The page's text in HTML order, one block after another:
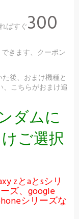
ばすぐ300
きます、クーポン
後、おまけ機種と
、こちらがおまけ追
ダムに
ご選択
zとaとsシリ
ズ、google
シリーズな